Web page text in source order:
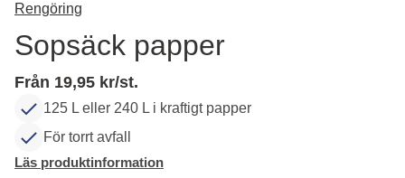
Rengöring
Sopsäck papper
Från 19,95 kr/st.
125 L eller 240 L i kraftigt papper
För torrt avfall
Läs produktinformation